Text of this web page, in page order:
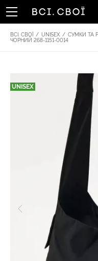
ВСІ. СВОЇ / UNISEX / СУМКИ ТА
ЧОРНИЙ 268-1151-0014
UNISEX